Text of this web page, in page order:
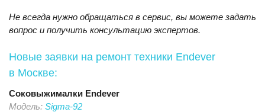
Не всегда нужно обращаться в сервис, вы можете задать
вопрос и получить консультацию экспертов.
Новые заявки на ремонт техники Endever
в Москве:
Соковыжималки Endever
Модель: Sigma-92